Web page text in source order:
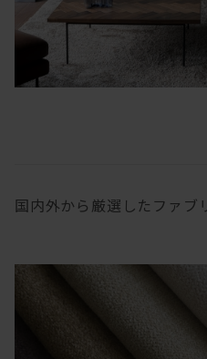
国内外から厳選したファブ